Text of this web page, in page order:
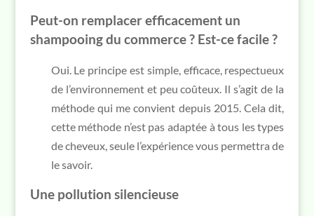
Peut-on remplacer efficacement un
shampooing du commerce ? Est-ce facile ?
Oui. Le principe est simple, efficace, respectueux
de l’environnement et peu coûteux. Il s’agit de la
méthode qui me convient depuis 2015. Cela dit,
cette méthode n’est pas adaptée à tous les types
de cheveux, seule l’expérience vous permettra de
le savoir.
Une pollution silencieuse